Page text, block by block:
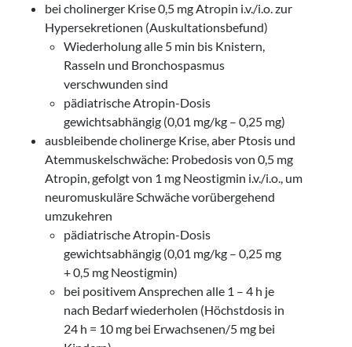
bei cholinerger Krise 0,5 mg Atropin i.v./i.o. zur
Hypersekretionen (Auskultationsbefund)
Wiederholung alle 5 min bis Knistern,
Rasseln und Bronchospasmus
verschwunden sind
pädiatrische Atropin-Dosis
gewichtsabhängig (0,01 mg/kg – 0,25 mg)
ausbleibende cholinerge Krise, aber Ptosis und
Atemmuskelschwäche: Probedosis von 0,5 mg
Atropin, gefolgt von 1 mg Neostigmin i.v./i.o., um
neuromuskuläre Schwäche vorübergehend
umzukehren
pädiatrische Atropin-Dosis
gewichtsabhängig (0,01 mg/kg – 0,25 mg
+ 0,5 mg Neostigmin)
bei positivem Ansprechen alle 1 – 4 h je
nach Bedarf wiederholen (Höchstdosis in
24 h = 10 mg bei Erwachsenen/5 mg bei